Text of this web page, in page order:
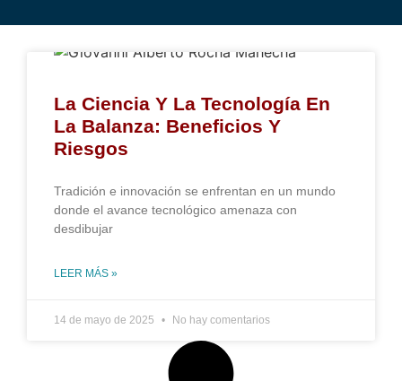
La Ciencia Y La Tecnología En
La Balanza: Beneficios Y
Riesgos
Tradición e innovación se enfrentan en un mundo
donde el avance tecnológico amenaza con
desdibujar
LEER MÁS »
14 de mayo de 2025 No hay comentarios